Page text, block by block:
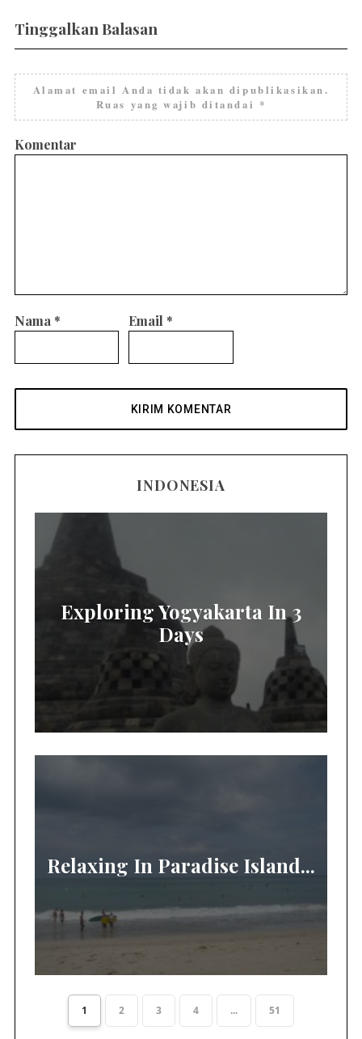
Tinggalkan Balasan
Alamat email Anda tidak akan dipublikasikan.
Ruas yang wajib ditandai *
Komentar
Nama * Email *
INDONESIA
Exploring Yogyakarta In 3
Days
Relaxing In Paradise Island...
1 2 3 4 ... 51